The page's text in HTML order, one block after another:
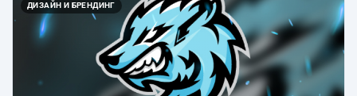
ДИЗАЙН И БРЕНДИНГ